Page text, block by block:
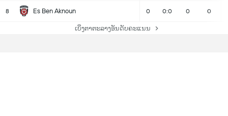
8 Es Ben Aknoun 0 0:0 0 0
ເບິ່ງຕາຕະລາງອັນດັບຄະແນນ